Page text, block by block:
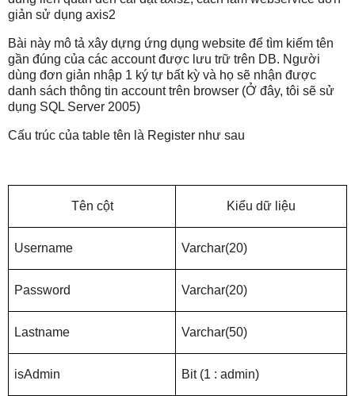
giản sử dụng axis2
Bài này mô tả xây dựng ứng dụng website để tìm kiếm tên
gần đúng của các account được lưu trữ trên DB. Người
dùng đơn giản nhập 1 ký tự bất kỳ và họ sẽ nhận được
danh sách thông tin account trên browser (Ở đây, tôi sẽ sử
dụng SQL Server 2005)
Cấu trúc của table tên là Register như sau
Tên cột Kiểu dữ liệu
Username Varchar(20)
Password Varchar(20)
Lastname Varchar(50)
isAdmin Bit (1 : admin)